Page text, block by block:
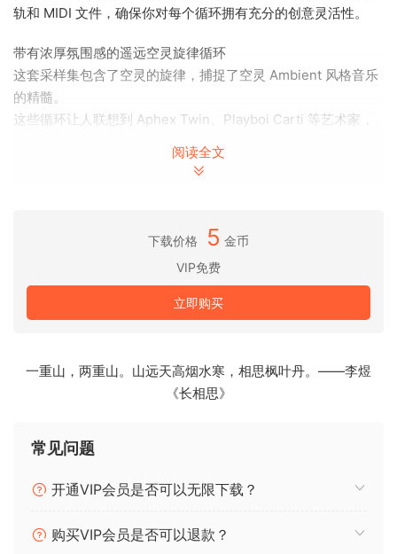
轨和 MIDI 文件，确保你对每个循环拥有充分的创意灵活性。
带有浓厚氛围感的遥远空灵旋律循环
这套采样集包含了空灵的旋律，捕捉了空灵 Ambient 风格音乐
的精髓。
这些循环让人联想到 Aphex Twin、Playboi Carti 等艺术家，
在本包内，你将找到一系列可用作配乐的旋律循环，以及完整
经过专业处理的鼓点循环，打造难忘的热门歌曲
UNDERWORLD 提供顶级的鼓点循环，由我们的团队严格测
试，他们在自己的制作中使用了来自 ABYSS 的旋律。
这一部分包含了多样化的强力鼓点模式，你可以直接拖放到曲
目中，获得混音就绪的声音。
制权。
我们的顶级制作人团队整理了这套清脆有力的底鼓、军鼓、拍
配。
使用这些声音，让 ABYSS 中的旋律栩栩如生，从零开始创作令
阅读全文
下载价格 5 金币
VIP免费
立即购买
一重山，两重山。山远天高烟水寒，相思枫叶丹。——李煜
《长相思》
常见问题
开通VIP会员是否可以无限下载？
购买VIP会员是否可以退款？